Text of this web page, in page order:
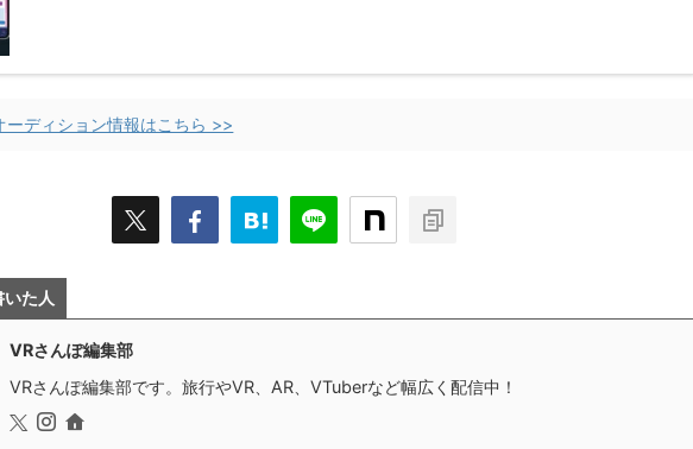
ーディション情報はこちら >>
た人
VRさんぽ編集部
VRさんぽ編集部です。旅行やVR、AR、VTuberなど幅広く配信中！